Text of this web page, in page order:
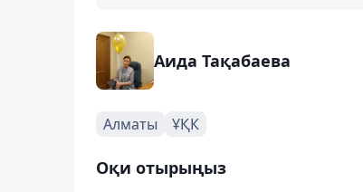
Аида Тақабаева
Алматы ҰҚК
Оқи отырыңыз